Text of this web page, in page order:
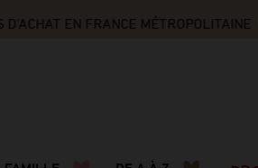
EN FRANCE MÉTROPOLITAINE